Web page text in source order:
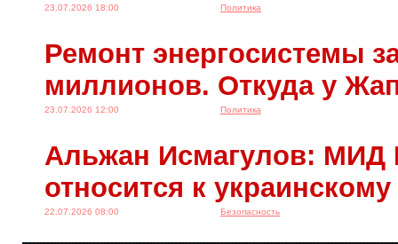
23.07.2026 18:00 Политика
Ремонт энергосистемы
миллионов. Откуда у
23.07.2026 12:00 Политика
Альжан Исмагулов: МИД
относится к
22.07.2026 08:00 Безопасность